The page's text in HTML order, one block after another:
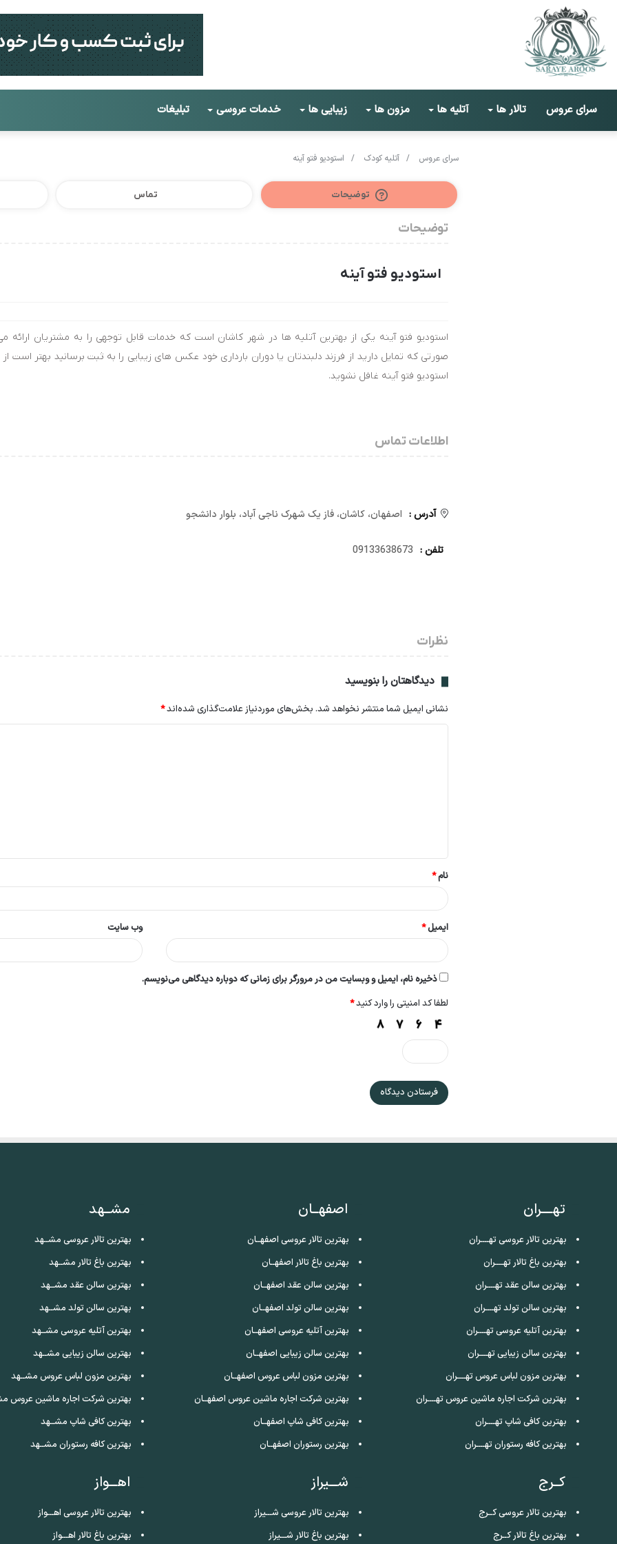
سرای عروس تالار ها آتلیه ها مزون ها زیبایی ها خدمات عروسی تبلیغات
سرای عروس / آتلیه کودک / استودیو فتو آینه
توضیحات تماس
توضیحات
استودیو فتو آینه
استودیو فتو آینه یکی از بهترین آتلیه ها در شهر کاشان است که خدمات قابل توجهی را به مشتریان ارائه
صورتی که تمایل دارید از فرزند دلبندتان یا دوران بارداری خود عکس های زیبایی را به ثبت برسانید بهتر است از
استودیو فتو آینه غافل نشوید.
اطلاعات تماس
آدرس : اصفهان، کاشان، فاز یک شهرک ناجی آباد، بلوار دانشجو
تلفن : 09133638673
نظرات
دیدگاهتان را بنویسید
نشانی ایمیل شما منتشر نخواهد شد. بخش‌های موردنیاز علامت‌گذاری شده‌اند*
*
نام*
ایمیل* وب‌ سایت
ذخیره نام، ایمیل و وبسایت من در مرورگر برای زمانی که دوباره دیدگاهی می‌نویسم.
لطفا کد امنیتی را وارد کنید*
تهــــران
بهترین تالار عروسی تهــــران
بهترین باغ تالار تهــــران
بهترین سالن عقد تهــــران
بهترین سالن تولد تهــــران
بهترین آتلیه عروسی تهــــران
بهترین سالن زیبایی تهــــران
بهترین مزون لباس عروس تهــــران
بهترین شرکت اجاره ماشین عروس تهــــران
بهترین کافی شاپ تهــــران
بهترین کافه رستوران تهــــران
کــرج
بهترین تالار عروسی کــرج
بهترین باغ تالار کــرج
اصفهــان
بهترین تالار عروسی اصفهــان
بهترین باغ تالار اصفهــان
بهترین سالن عقد اصفهــان
بهترین سالن تولد اصفهــان
بهترین آتلیه عروسی اصفهــان
بهترین سالن زیبایی اصفهــان
بهترین مزون لباس عروس اصفهــان
بهترین شرکت اجاره ماشین عروس اصفهــان
بهترین کافی شاپ اصفهــان
بهترین رستوران اصفهــان
شـــیراز
بهترین تالار عروسی شـــیراز
بهترین باغ تالار شـــیراز
مشــهد
بهترین تالار عروسی مشــهد
بهترین باغ تالار مشــهد
بهترین سالن عقد مشــهد
بهترین سالن تولد مشــهد
بهترین آتلیه عروسی مشــهد
بهترین سالن زیبایی مشــهد
بهترین مزون لباس عروس مشــهد
بهترین شرکت اجاره ماشین عروس
بهترین کافی شاپ مشــهد
بهترین کافه رستوران مشــهد
اهـــواز
بهترین تالار عروسی اهـــواز
بهترین باغ تالار اهـــواز